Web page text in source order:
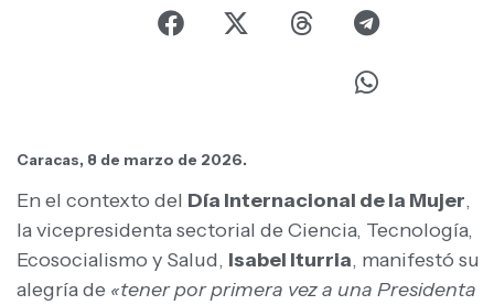
Caracas, 8 de marzo de 2026.
En el contexto del Día Internacional de la Mujer,
la vicepresidenta sectorial de Ciencia, Tecnología,
Ecosocialismo y Salud, Isabel Iturria, manifestó su
alegría de «tener por primera vez a una Presidenta